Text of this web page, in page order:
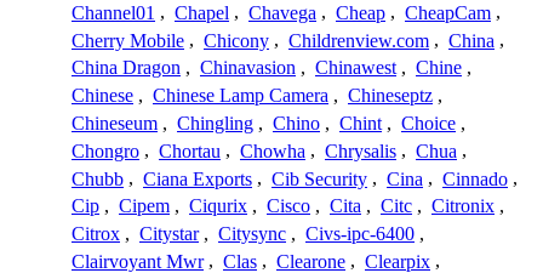
Channel01 , Chapel , Chavega , Cheap , CheapCam ,
Cherry Mobile , Chicony , Childrenview.com , China ,
China Dragon , Chinavasion , Chinawest , Chine ,
Chinese , Chinese Lamp Camera , Chineseptz ,
Chineseum , Chingling , Chino , Chint , Choice ,
Chongro , Chortau , Chowha , Chrysalis , Chua ,
Chubb , Ciana Exports , Cib Security , Cina , Cinnado ,
Cip , Cipem , Ciqurix , Cisco , Cita , Citc , Citronix ,
Citrox , Citystar , Citysync , Civs-ipc-6400 ,
Clairvoyant Mwr , Clas , Clearone , Clearpix ,